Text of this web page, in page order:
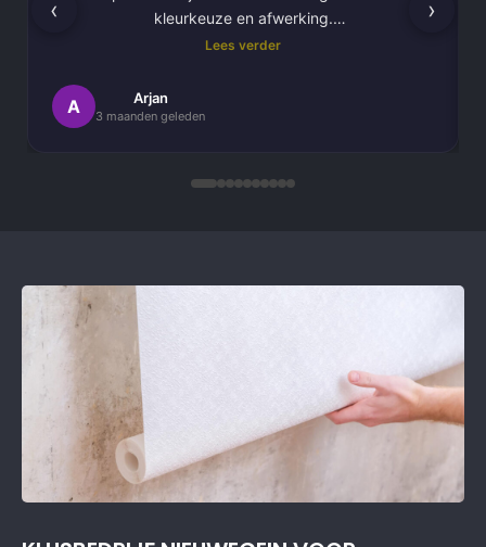
kleurkeuze en afwerking.
uitgevoerd. Alles is strak afgewerkt en ze werkten
netjes en zorgvuldig, met oog voor detail. .
Lees verder
A Arjan
3 maanden geleden
‹ ›